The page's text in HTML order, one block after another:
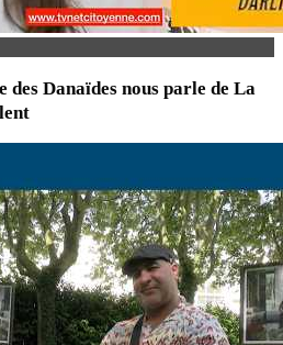
Danaïdes nous parle de La